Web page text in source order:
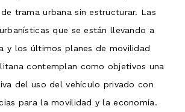
trama urbana sin estructurar. Las
que se están llevando a
y los últimos planes de movilidad
contemplan como objetivos una
del uso del vehículo privado con
para la movilidad y la economía.